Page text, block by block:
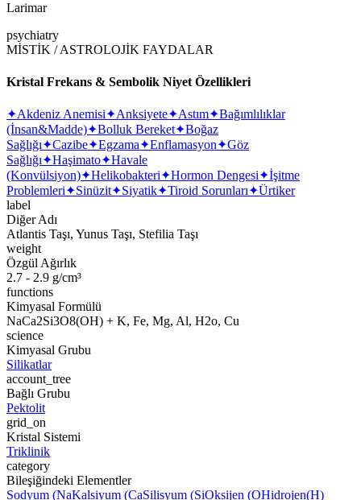
Larimar
psychiatry
MİSTİK / ASTROLOJİK FAYDALAR
Kristal Frekans & Sembolik Niyet Özellikleri
✦Akdeniz Anemisi✦Anksiyete✦Astım✦Bağımlılıklar
(İnsan&Madde)✦Bolluk Bereket✦Boğaz
Sağlığı✦Cazibe✦Egzama✦Enflamasyon✦Göz
Sağlığı✦Haşimato✦Havale
(Konvülsiyon)✦Helikobakteri✦Hormon Dengesi✦İşitme
Problemleri✦Sinüzit✦Siyatik✦Tiroid Sorunları✦Ürtiker
label
Diğer Adı
Atlantis Taşı, Yunus Taşı, Stefilia Taşı
weight
Özgül Ağırlık
2.7 - 2.9 g/cm³
functions
Kimyasal Formülü
NaCa2Si3O8(OH) + K, Fe, Mg, Al, H2o, Cu
science
Kimyasal Grubu
Silikatlar
account_tree
Bağlı Grubu
Pektolit
grid_on
Kristal Sistemi
Triklinik
category
Bileşiğindeki Elementler
Sodyum (NaKalsiyum (CaSilisyum (SiOksijen (OHidrojen(H)